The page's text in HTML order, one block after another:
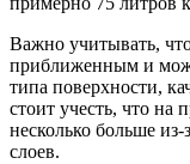
Важно учитывать,
приближенным и
типа поверхности,
стоит учесть, что на
несколько больше из-
слоев.